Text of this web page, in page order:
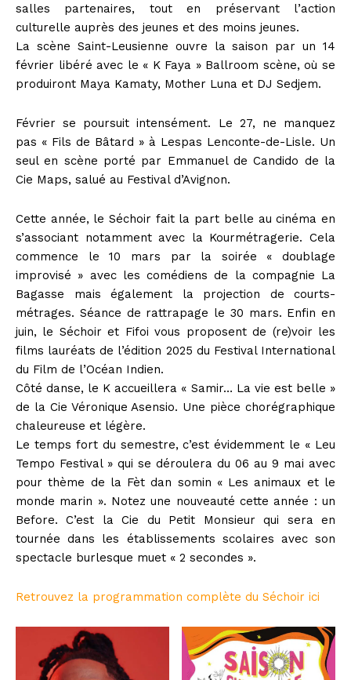
salles partenaires, tout en préservant l’action
culturelle auprès des jeunes et des moins jeunes.
La scène Saint-Leusienne ouvre la saison par un 14
février libéré avec le « K Faya » Ballroom scène, où se
produiront Maya Kamaty, Mother Luna et DJ Sedjem.
Février se poursuit intensément. Le 27, ne manquez
pas « Fils de Bâtard » à Lespas Lenconte-de-Lisle. Un
seul en scène porté par Emmanuel de Candido de la
Cie Maps, salué au Festival d’Avignon.
Cette année, le Séchoir fait la part belle au cinéma en
s’associant notamment avec la Kourmétragerie. Cela
commence le 10 mars par la soirée « doublage
improvisé » avec les comédiens de la compagnie La
Bagasse mais également la projection de courts-
métrages. Séance de rattrapage le 30 mars. Enfin en
juin, le Séchoir et Fifoi vous proposent de (re)voir les
films lauréats de l’édition 2025 du Festival International
du Film de l’Océan Indien.
Côté danse, le K accueillera « Samir… La vie est belle »
de la Cie Véronique Asensio. Une pièce chorégraphique
chaleureuse et légère.
Le temps fort du semestre, c’est évidemment le « Leu
Tempo Festival » qui se déroulera du 06 au 9 mai avec
pour thème de la Fèt dan somin « Les animaux et le
monde marin ». Notez une nouveauté cette année : un
Before. C’est la Cie du Petit Monsieur qui sera en
tournée dans les établissements scolaires avec son
spectacle burlesque muet « 2 secondes ».
Retrouvez la programmation complète du Séchoir ici